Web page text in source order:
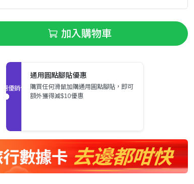
加入購物車
促銷優惠
通用圓點腳貼優惠
購買任何滑鼠加購通用圓點腳貼，即可
額外獲得減$10優惠